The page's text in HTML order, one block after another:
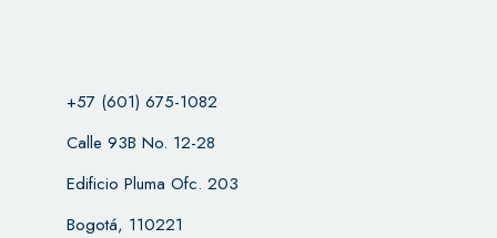
+57 (601) 675-1082
Calle 93B No. 12-28
Edificio Pluma Ofc. 203
Bogotá, 110221